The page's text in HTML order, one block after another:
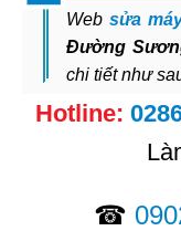
Web sửa
Đường
chi tiết như
Hotline:
☎